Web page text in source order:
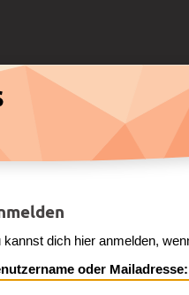
kannst dich hier anmelden,
oder Mailadresse: